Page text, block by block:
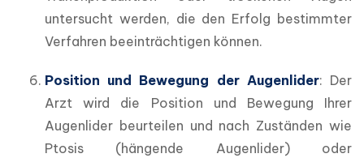
untersucht werden, die den Erfolg bestimmter
Verfahren beeinträchtigen können.
Position und Bewegung der Augenlider: Der
Arzt wird die Position und Bewegung Ihrer
Augenlider beurteilen und nach Zuständen wie
Ptosis (hängende Augenlider) oder